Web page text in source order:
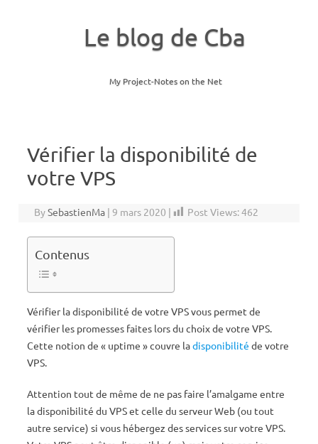
Le blog de Cba
My Project-Notes on the Net
Vérifier la disponibilité de
votre VPS
BySebastienMa | 9 mars 2020 | Post Views:462
Contenus
Vérifier la disponibilité de votre VPS vous permet de
vérifier les promesses faites lors du choix de votre VPS.
Cette notion de « uptime » couvre ladisponibilité de votre
VPS.
Attention tout de même de ne pas faire l’amalgame entre
la disponibilité du VPS et celle du serveur Web (ou tout
autre service) si vous hébergez des services sur votre VPS.